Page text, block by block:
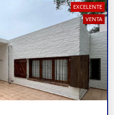
EXCELENTE
VENTA